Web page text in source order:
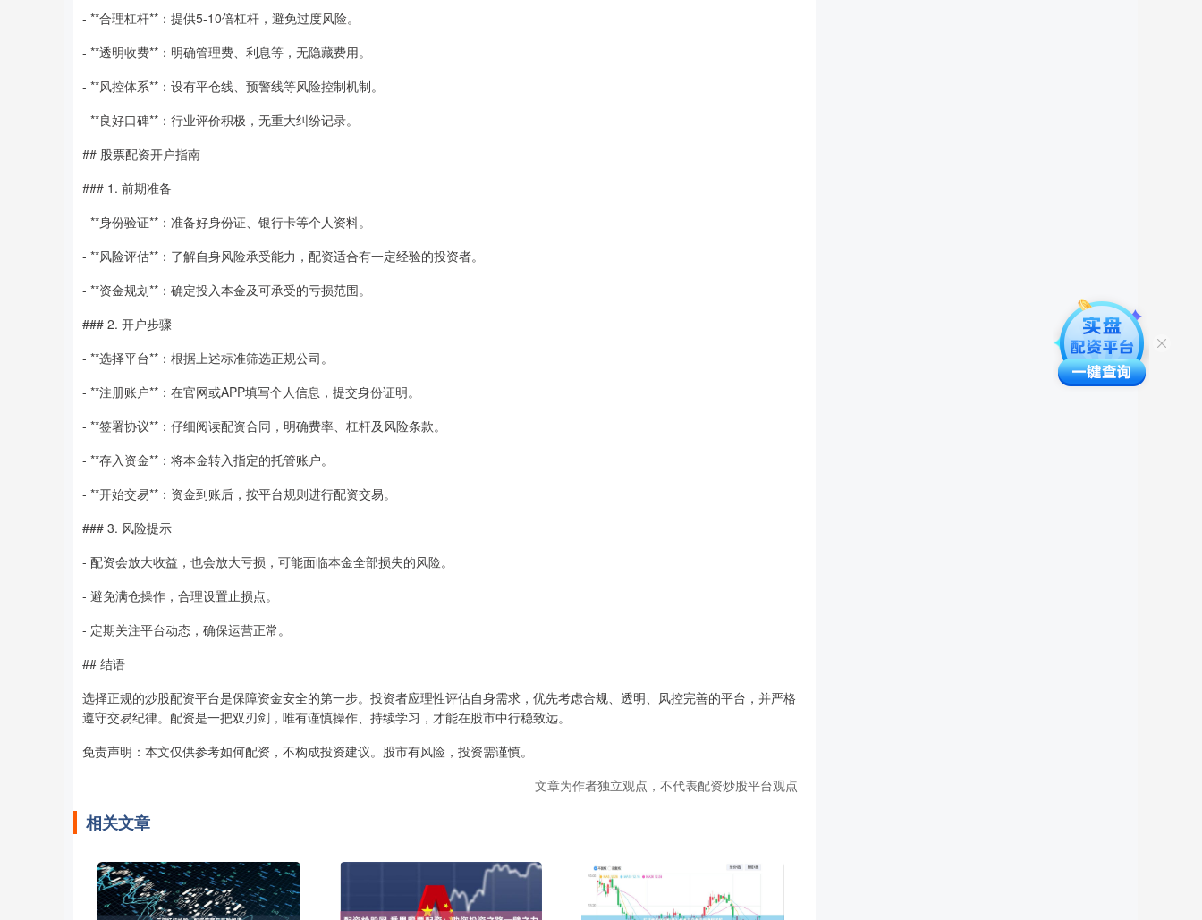
- **合理杠杆**：提供5-10倍杠杆，避免过度风险。
- **透明收费**：明确管理费、利息等，无隐藏费用。
- **风控体系**：设有平仓线、预警线等风险控制机制。
- **良好口碑**：行业评价积极，无重大纠纷记录。
## 股票配资开户指南
### 1. 前期准备
- **身份验证**：准备好身份证、银行卡等个人资料。
- **风险评估**：了解自身风险承受能力，配资适合有一定经验的投资者。
- **资金规划**：确定投入本金及可承受的亏损范围。
### 2. 开户步骤
- **选择平台**：根据上述标准筛选正规公司。
- **注册账户**：在官网或APP填写个人信息，提交身份证明。
- **签署协议**：仔细阅读配资合同，明确费率、杠杆及风险条款。
- **存入资金**：将本金转入指定的托管账户。
- **开始交易**：资金到账后，按平台规则进行配资交易。
### 3. 风险提示
- 配资会放大收益，也会放大亏损，可能面临本金全部损失的风险。
- 避免满仓操作，合理设置止损点。
- 定期关注平台动态，确保运营正常。
## 结语
选择正规的炒股配资平台是保障资金安全的第一步。投资者应理性评估自身需求，优先考虑合规、透明、风控完善的平台，并严格
遵守交易纪律。配资是一把双刃剑，唯有谨慎操作、持续学习，才能在股市中行稳致远。
免责声明：本文仅供参考如何配资，不构成投资建议。股市有风险，投资需谨慎。
文章为作者独立观点，不代表配资炒股平台观点
相关文章